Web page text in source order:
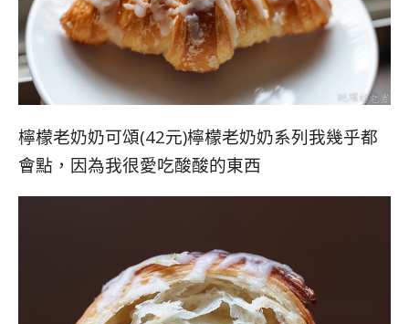
檸檬老奶奶可頌(42元)檸檬老奶奶系列我幾乎都
會點，因為我很愛吃酸酸的東西